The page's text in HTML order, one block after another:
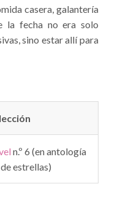
casera, galantería
la fecha no era solo
sino estar allí para
n.º 6 (en antología
estrellas)